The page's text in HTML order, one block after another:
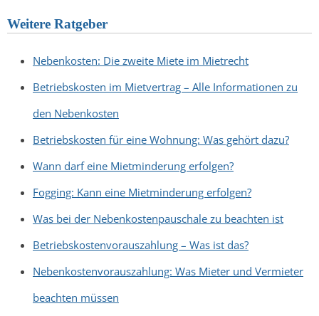
Weitere Ratgeber
Nebenkosten: Die zweite Miete im Mietrecht
Betriebskosten im Mietvertrag – Alle Informationen zu
den Nebenkosten
Betriebskosten für eine Wohnung: Was gehört dazu?
Wann darf eine Mietminderung erfolgen?
Fogging: Kann eine Mietminderung erfolgen?
Was bei der Nebenkostenpauschale zu beachten ist
Betriebskostenvorauszahlung – Was ist das?
Nebenkostenvorauszahlung: Was Mieter und Vermieter
beachten müssen